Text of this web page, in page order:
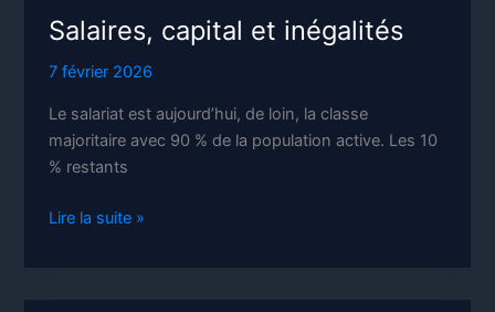
Salaires, capital et inégalités
7 février 2026
Le salariat est aujourd’hui, de loin, la classe
majoritaire avec 90 % de la population active. Les 10
% restants
Salaires,
Lire la suite »